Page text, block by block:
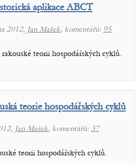
aplikace ABCT
2012, Jan Mašek, komentářů: 95
teorii hospodářských cyklů.
teorie hospodářských cyklů
Jan Mašek, komentářů: 37
teorii hospodářských cyklů.